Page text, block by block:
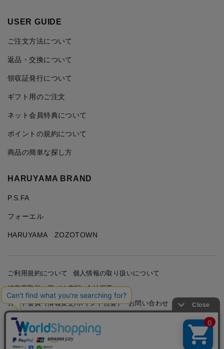
USER GUIDE
ご注文方法について
返品・交換について
領収証発行について
ギフト用のご注文
ネット会員特典について
ポイントの規約について
商品の簡単な探し方
HARUYAMA BRAND
P.S.FA
フォーエル
HARUYAMA ZOZOTOWN
ご利用規約について
個人情報の取り扱いについて
特定商取引に基づく表記
会社概要
カード会員（情報変更/ポイント照会）
お問い合わせ